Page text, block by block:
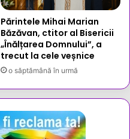
Părintele Mihai Marian
Băzăvan, ctitor al Bisericii
„Înălțarea Domnului”, a
trecut la cele veșnice
o săptămână în urmă